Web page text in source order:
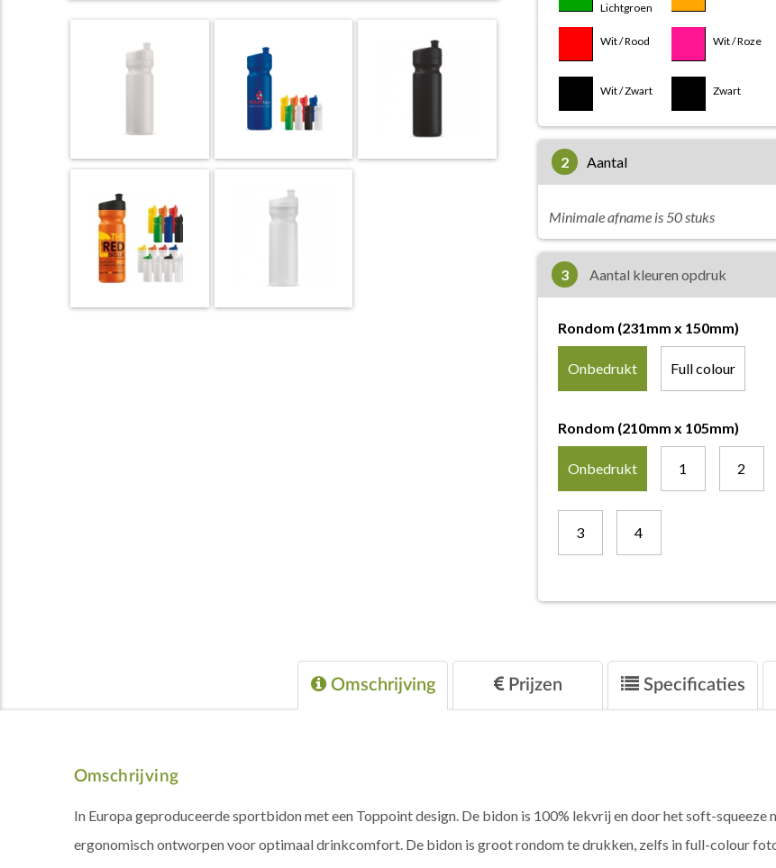
Lichtgroen
Wit / Rood Wit / Roze
Wit / Zwart Zwart
2 aantal
Minimale afname is 50 stuks
3 Aantal kleuren opdruk
Rondom (231mm x 150mm)
Onbedrukt Full colour
Rondom (210mm x 105mm)
Onbedrukt 1 2
3 4
Omschrijving Prijzen Specificaties
Omschrijving
In Europa geproduceerde sportbidon met een Toppoint design. De bidon is 100% lekvrij en door het soft-squeeze
ergonomisch ontworpen voor optimaal drinkcomfort. De bidon is groot rondom te drukken, zelfs in full-colour